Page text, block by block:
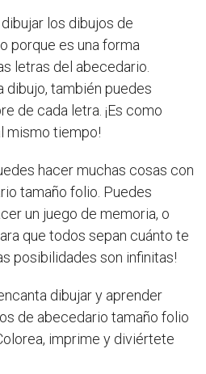
los dibujos de
porque es una forma
letras del abecedario.
también puedes
de cada letra. ¡Es como
mismo tiempo!
hacer muchas cosas con
tamaño folio. Puedes
un juego de memoria, o
que todos sepan cuánto te
posibilidades son infinitas!
dibujar y aprender
de abecedario tamaño folio
imprime y diviértete